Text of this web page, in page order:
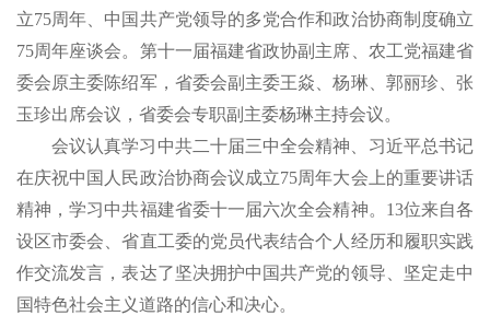
立75周年、中国共产党领导的多党合作和政治协商制度确立
75周年座谈会。第十一届福建省政协副主席、农工党福建省
委会原主委陈绍军，省委会副主委王焱、杨琳、郭丽珍、张
玉珍出席会议，省委会专职副主委杨琳主持会议。
会议认真学习中共二十届三中全会精神、习近平总书记
在庆祝中国人民政治协商会议成立75周年大会上的重要讲话
精神，学习中共福建省委十一届六次全会精神。13位来自各
设区市委会、省直工委的党员代表结合个人经历和履职实践
作交流发言，表达了坚决拥护中国共产党的领导、坚定走中
国特色社会主义道路的信心和决心。